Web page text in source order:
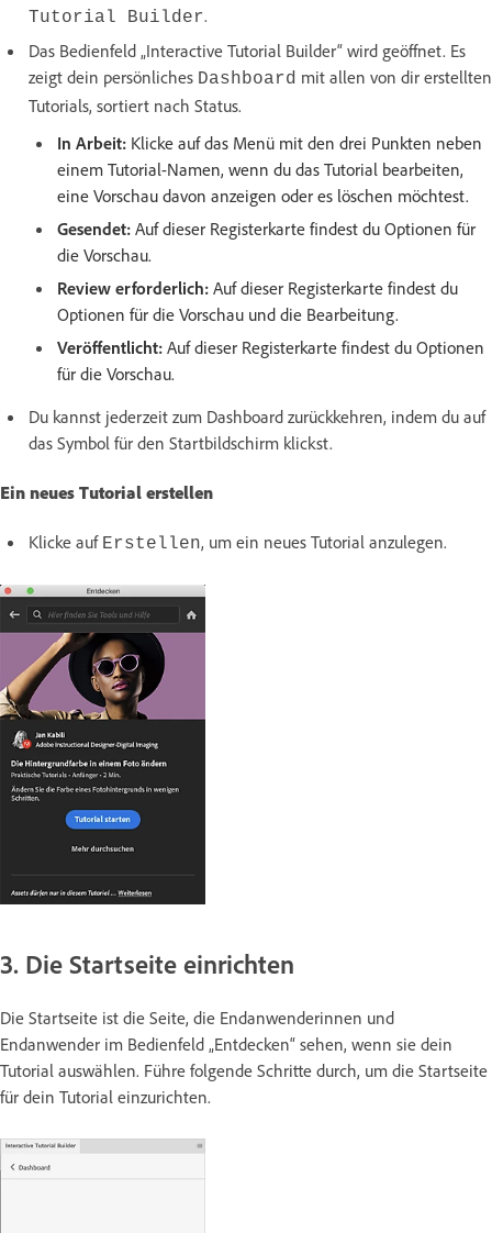
Tutorial Builder.
Das Bedienfeld „Interactive Tutorial Builder“ wird geöffnet. Es
zeigt dein persönliches Dashboard mit allen von dir erstellten
Tutorials, sortiert nach Status.
In Arbeit: Klicke auf das Menü mit den drei Punkten neben
einem Tutorial-Namen, wenn du das Tutorial bearbeiten,
eine Vorschau davon anzeigen oder es löschen möchtest.
Gesendet: Auf dieser Registerkarte findest du Optionen für
die Vorschau.
Review erforderlich: Auf dieser Registerkarte findest du
Optionen für die Vorschau und die Bearbeitung.
Veröffentlicht: Auf dieser Registerkarte findest du Optionen
für die Vorschau.
Du kannst jederzeit zum Dashboard zurückkehren, indem du auf
das Symbol für den Startbildschirm klickst.
Ein neues Tutorial erstellen
Klicke auf Erstellen, um ein neues Tutorial anzulegen.
3. Die Startseite einrichten
Die Startseite ist die Seite, die Endanwenderinnen und
Endanwender im Bedienfeld „Entdecken“ sehen, wenn sie dein
Tutorial auswählen. Führe folgende Schritte durch, um die Startseite
für dein Tutorial einzurichten.